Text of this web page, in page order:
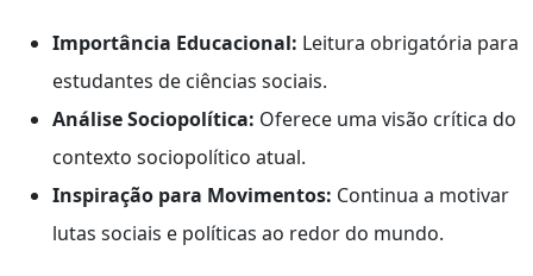
Importância Educacional: Leitura obrigatória para
estudantes de ciências sociais.
Análise Sociopolítica: Oferece uma visão crítica do
contexto sociopolítico atual.
Inspiração para Movimentos: Continua a motivar
lutas sociais e políticas ao redor do mundo.